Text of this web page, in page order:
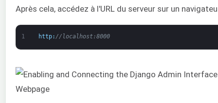
Après cela, accédez à l'URL du serveur sur un
1 http: //localhost:8000